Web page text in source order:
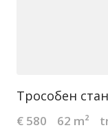
Трособен
€ 580 62 m²